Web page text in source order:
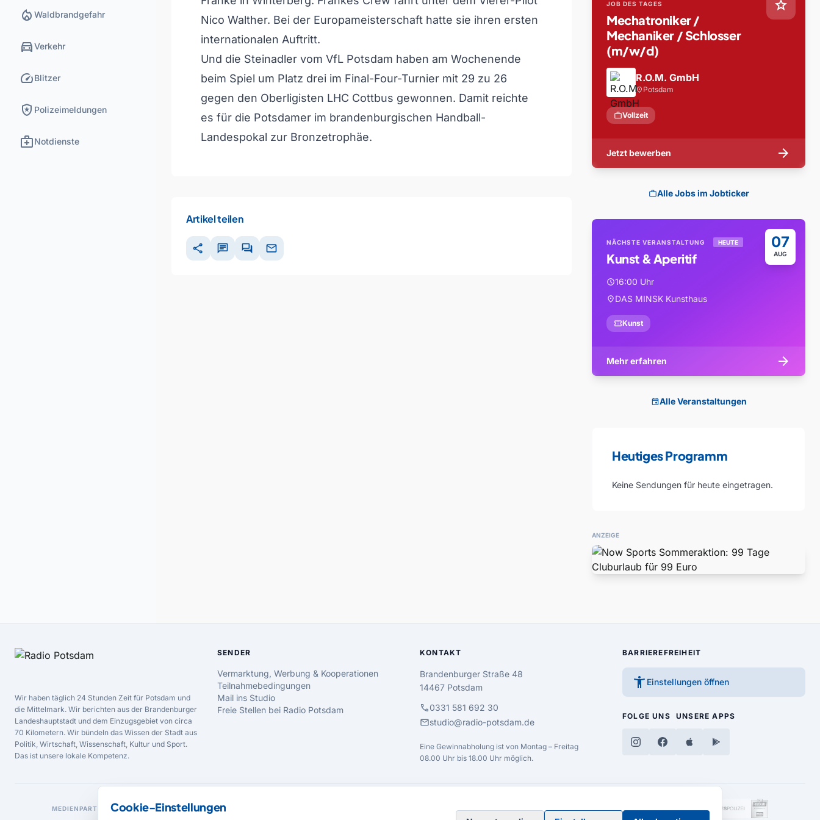
local_fire_department Waldbrandgefahr
directions_carVerkehr
speedBlitzer
local_police Polizeimeldungen
medical_servicesNotdienste
Nico Walther. Bei der Europameisterschaft hatte sie ihren ersten
internationalen Auftritt.
Und die Steinadler vom VfL Potsdam haben am Wochenende
beim Spiel um Platz drei im Final-Four-Turnier mit 29 zu 26
gegen den Oberligisten LHC Cottbus gewonnen. Damit reichte
es für die Potsdamer im brandenburgischen Handball-
Landespokal zur Bronzetrophäe.
Artikel teilen
share chat forum mail
star
JOB DES TAGES
Mechatroniker /
Mechaniker / Schlosser
(m/w/d)
R.O.M. GmbH
location_on Potsdam
workVollzeit
Jetzt bewerben arrow_forward
workAlle Jobs im Jobticker
07
AUG
NÄCHSTE VERANSTALTUNG HEUTE
Kunst & Aperitif
schedule16:00 Uhr
location_onDAS MINSK Kunsthaus
confirmation_numberKunst
Mehr erfahren arrow_forward
eventAlle Veranstaltungen
Heutiges Programm
Keine Sendungen für heute eingetragen.
ANZEIGE
Wir haben täglich 24 Stunden Zeit für Potsdam und
die Mittelmark. Wir berichten aus der Brandenburger
Landeshauptstadt und dem Einzugsgebiet von circa
70 Kilometern. Wir bündeln das Wissen der Stadt aus
Politik, Wirtschaft, Wissenschaft, Kultur und Sport.
Das ist unsere lokale Kompetenz.
SENDER
Vermarktung, Werbung & Kooperationen
Teilnahmebedingungen
Mail ins Studio
Freie Stellen bei Radio Potsdam
KONTAKT
Brandenburger Straße 48
14467 Potsdam
call0331 581 692 30
mailstudio@radio-potsdam.de
Eine Gewinnabholung ist von Montag – Freitag
08.00 Uhr bis 18.00 Uhr möglich.
BARRIEREFREIHEIT
accessibility_new Einstellungen öffnen
FOLGE UNS UNSERE APPS
MEDIENPARTNERCookie-Einstellungen